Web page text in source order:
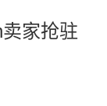
家抢驻